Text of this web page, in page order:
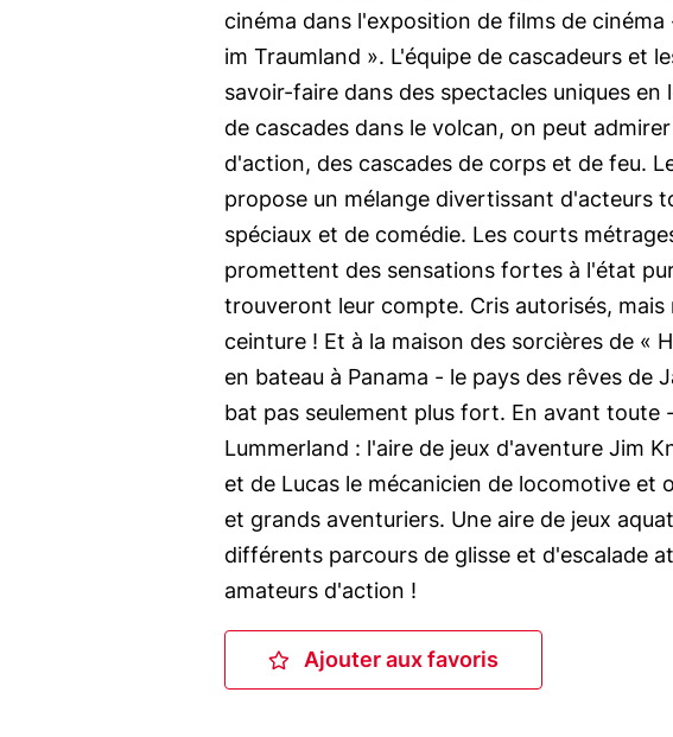
cinéma dans l'exposition de films de
im Traumland ». L'équipe de cascadeurs et
savoir-faire dans des spectacles uniques en
de cascades dans le volcan, on peut
d'action, des cascades de corps et de feu.
propose un mélange divertissant d'acteurs
spéciaux et de comédie. Les courts
promettent des sensations fortes à l'état
trouveront leur compte. Cris autorisés,
ceinture ! Et à la maison des sorcières de «
en bateau à Panama - le pays des rêves
bat pas seulement plus fort. En avant toute
Lummerland : l'aire de jeux d'aventure Jim
et de Lucas le mécanicien de locomotive et
et grands aventuriers. Une aire de jeux
différents parcours de glisse et d'escalade
amateurs d'action !
Ajouter aux favoris
Ajouter aux favoris